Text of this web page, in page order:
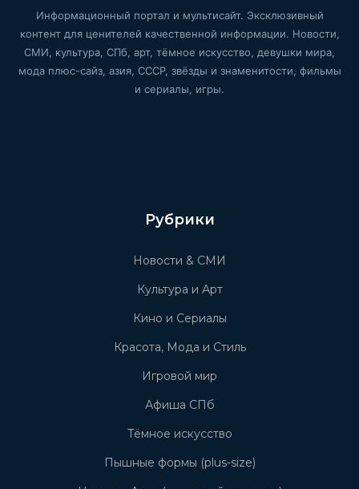
Информационный портал и мультисайт. Эксклюзивный
контент для ценителей качественной информации. Новости,
СМИ, культура, СПб, арт, тёмное искусство, девушки мира,
мода плюс-сайз, азия, СССР, звёзды и знаменитости, фильмы
и сериалы, игры.
Рубрики
Новости & СМИ
Культура и Арт
Кино и Сериалы
Красота, Мода и Стиль
Игровой мир
Афиша СПб
Тёмное искусство
Пышные формы (plus-size)